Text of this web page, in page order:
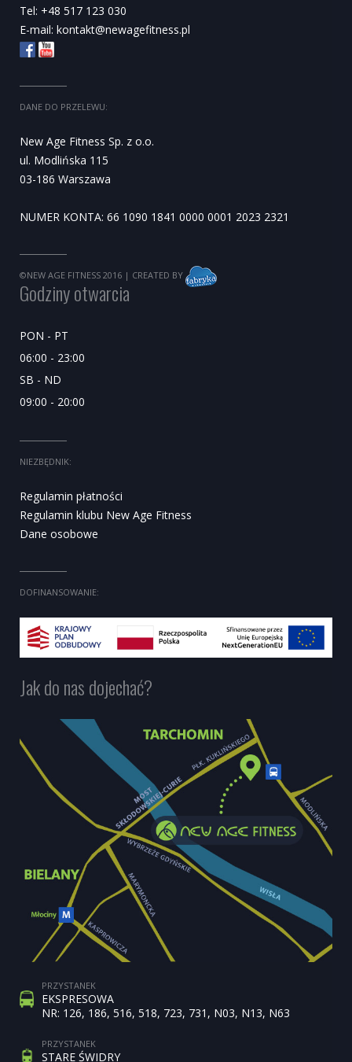
Tel: +48 517 123 030
E-mail: kontakt@newagefitness.pl
DANE DO PRZELEWU:
New Age Fitness Sp. z o.o.
ul. Modlińska 115
03-186 Warszawa
NUMER KONTA: 66 1090 1841 0000 0001 2023 2321
©NEW AGE FITNESS 2016 | CREATED BY
Godziny otwarcia
PON - PT
06:00 - 23:00
SB - ND
09:00 - 20:00
NIEZBĘDNIK:
Regulamin płatności
Regulamin klubu New Age Fitness
Dane osobowe
DOFINANSOWANIE:
Jak do nas dojechać?
PRZYSTANEK
EKSPRESOWA
NR: 126, 186, 516, 518, 723, 731, N03, N13, N63
PRZYSTANEK
STARE ŚWIDRY